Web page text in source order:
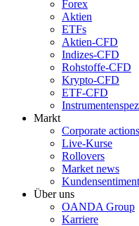
Forex
Aktien
ETFs
Aktien-CFD
Indizes-CFD
Rohstoffe-CFD
Krypto-CFD
ETF-CFD
Markt
Corporate actions
Live-Kurse
Rollovers
Market news
Kundensentiment
Über uns
OANDA Group
Karriere